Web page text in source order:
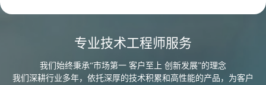
36 片/托
40英寸集装箱 720 片
专业技术工程师服务
我们始终秉承“市场第一 客户至上 创新发展”的理念
我们深耕行业多年，依托深厚的技术积累和高性能的产品，为客户